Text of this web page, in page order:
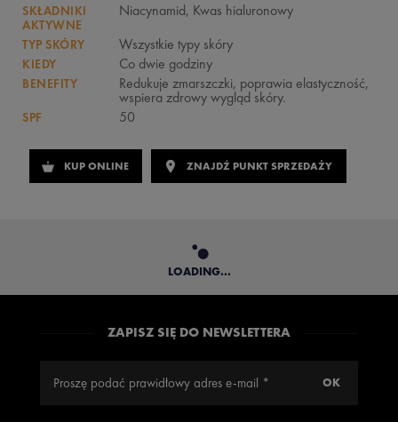
SKŁADNIKI
AKTYWNE
Niacynamid, Kwas hialuronowy
TYP SKÓRY Wszystkie typy skóry
KIEDY Co dwie godziny
BENEFITY Redukuje zmarszczki, poprawia elastyczność,
wspiera zdrowy wygląd skóry.
SPF 50
KUP ONLINE ZNAJDŹ PUNKT SPRZEDAŻY
LOADING...
ZAPISZ SIĘ DO NEWSLETTERA